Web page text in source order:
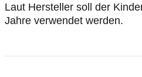
Laut Hersteller soll der
Jahre verwendet werden.